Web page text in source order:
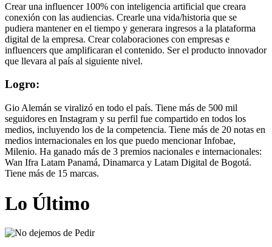
Crear una influencer 100% con inteligencia artificial que creara
conexión con las audiencias. Crearle una vida/historia que se
pudiera mantener en el tiempo y generara ingresos a la plataforma
digital de la empresa. Crear colaboraciones con empresas e
influencers que amplificaran el contenido. Ser el producto innovador
que llevara al país al siguiente nivel.
Logro:
Gio Alemán se viralizó en todo el país. Tiene más de 500 mil
seguidores en Instagram y su perfil fue compartido en todos los
medios, incluyendo los de la competencia. Tiene más de 20 notas en
medios internacionales en los que puedo mencionar Infobae,
Milenio. Ha ganado más de 3 premios nacionales e internacionales:
Wan Ifra Latam Panamá, Dinamarca y Latam Digital de Bogotá.
Tiene más de 15 marcas.
Lo Último